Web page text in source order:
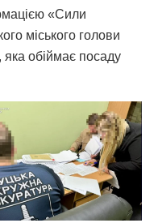
«Сили
міського голови
обіймає посаду